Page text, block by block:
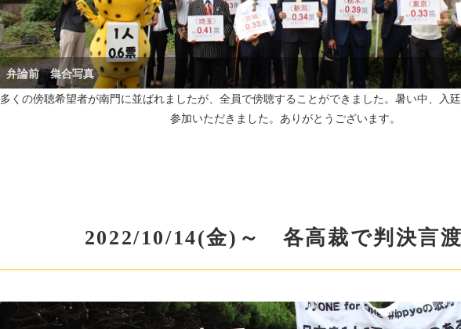
多くの傍聴希望者が南門に並ばれましたが、全員で傍聴することができました。暑い中、入
参加いただきました。ありがとうございます。
2022/10/14(金)～ 各高裁で判決言